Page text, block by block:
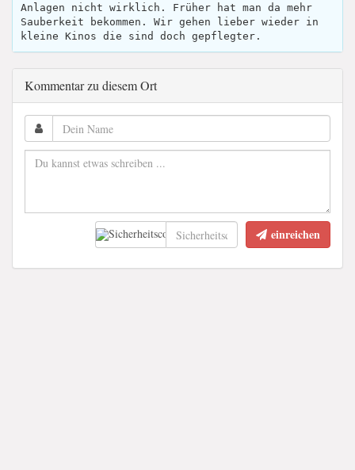
Anlagen nicht wirklich. Früher hat man da mehr
Sauberkeit bekommen. Wir gehen lieber wieder in
kleine Kinos die sind doch gepflegter.
Kommentar zu diesem Ort
einreichen